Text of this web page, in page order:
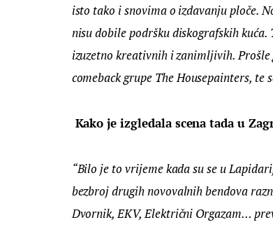
isto tako i snovima o izdavanju ploče.
nisu dobile podršku diskografskih
izuzetno kreativnih i zanimljivih.
comeback grupe The Housepainters,
Kako je izgledala scena tada u
“Bilo je to vrijeme kada su se u
bezbroj drugih novovalnih bendova
Dvornik, EKV, Električni Orgazam…